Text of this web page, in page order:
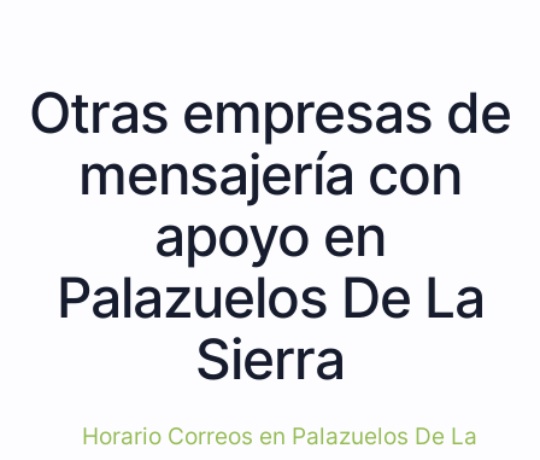
Otras empresas de
mensajería con
apoyo en
Palazuelos De La
Sierra
Horario Correos en Palazuelos De La